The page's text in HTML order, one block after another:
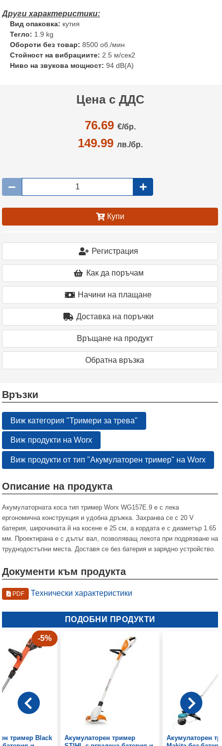
Вид опаковка: кутия
Тегло: 1.9 kg
Обороти без товар: 8500 об./мин
Стойност на вибрациите: 2.5 м/сек2
Ниво на звукова мощност: 94 dB(A)
Цена с ДДС
76.69 €/бр.
149.99 лв./бр.
Купи
Регистрация
Как да поръчам
Начини на плащане
Доставка на поръчки
Връщане на продукт
Oбратна връзка
Връзки
Виж категория "Тримери за трева"
Виж продукти на Worx
Виж продукти от тип "Акумулаторен тример" на Worx
Описание на продукта
Акумулаторната коса тип тример Worx WG157E.9 е с лека
ергономична конструкция и удобна дръжка. Захранва се с 20 V
батерия, широчината й на косене е 25 см, а кордата е с диаметър 1.65
мм. Проектирана е с дълъг вал, позволяващ лекота при подрязване на
труднодостъпни места. Доставя се без батерия и зарядно устройство.
Документи към продукта
PDF Технически характеристики
ПОДОБНИ ПРОДУКТИ
-5%
тример Black
Акумулаторен тример
Акумулаторен